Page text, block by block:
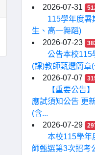
2026-07-31
115學年度暑
生、高一舞蹈)
2026-07-23
公告本校115
(課)教師甄選簡章
2026-07-07
【重要公告
應試須知公告 更
(含...
2026-07-29
本校115學年
師甄選第3次招考